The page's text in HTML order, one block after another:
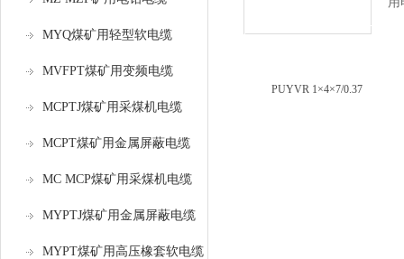
MYQ煤矿用轻型软电缆
MVFPT煤矿用变频电缆
MCPTJ煤矿用采煤机电缆
MCPT煤矿用金属屏蔽电缆
MC MCP煤矿用采煤机电缆
MYPTJ煤矿用金属屏蔽电缆
MYPT煤矿用高压橡套软电缆